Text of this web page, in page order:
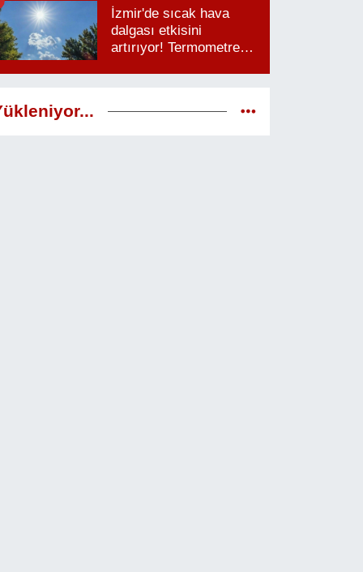
İzmir'de sıcak hava
dalgası etkisini
artırıyor! Termometreler